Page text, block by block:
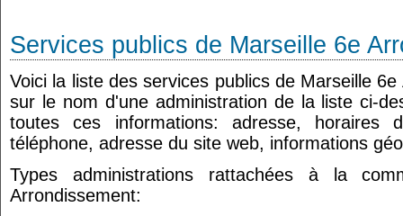
Services publics de Marseille 6e
Voici la liste des services publics de Marseille
sur le nom d'une administration de la liste ci-
toutes ces informations: adresse, horaires
téléphone, adresse du site web, informations
Types administrations rattachées à la
Arrondissement: